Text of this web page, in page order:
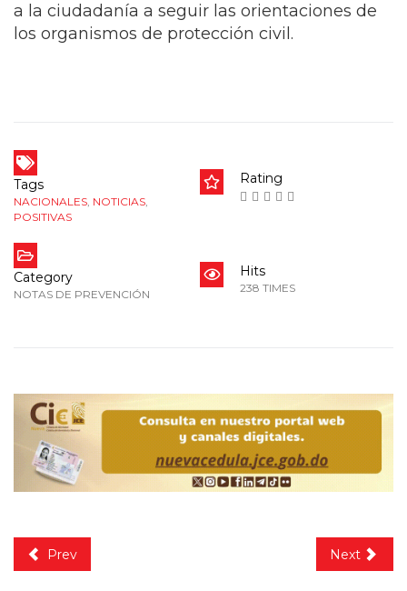
a la ciudadanía a seguir las orientaciones de
los organismos de protección civil.
Tags
NACIONALES, NOTICIAS,
POSITIVAS
Rating
Category
NOTAS DE PREVENCIÓN
Hits
238 TIMES
Prev Next